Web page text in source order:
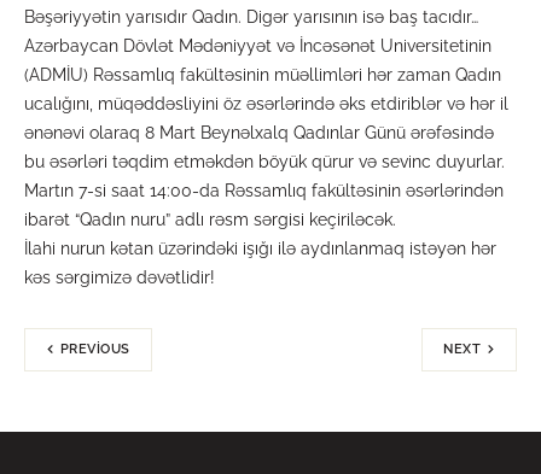
Bəşəriyyətin yarısıdır Qadın. Digər yarısının isə baş tacıdır…
Azərbaycan Dövlət Mədəniyyət və İncəsənət Universitetinin
(ADMİU) Rəssamlıq fakültəsinin müəllimləri hər zaman Qadın
ucalığını, müqəddəsliyini öz əsərlərində əks etdiriblər və hər il
ənənəvi olaraq 8 Mart Beynəlxalq Qadınlar Günü ərəfəsində
bu əsərləri təqdim etməkdən böyük qürur və sevinc duyurlar.
Martın 7-si saat 14:00-da Rəssamlıq fakültəsinin əsərlərindən
ibarət “Qadın nuru” adlı rəsm sərgisi keçiriləcək.
İlahi nurun kətan üzərindəki işığı ilə aydınlanmaq istəyən hər
kəs sərgimizə dəvətlidir!
PREVIOUS NEXT